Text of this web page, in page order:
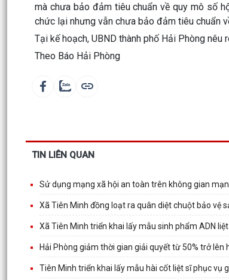
mà chưa bảo đảm tiêu chuẩn về quy mô số
chức lại nhưng vẫn chưa bảo đảm tiêu chuẩn
Tại kế hoạch, UBND thành phố Hải Phòng
Theo Báo Hải Phòng
TIN LIÊN QUAN
Sử dụng mạng xã hội an toàn trên không gian
Xã Tiên Minh đồng loạt ra quân diệt chuột bảo vệ
Xã Tiên Minh triển khai lấy mẫu sinh phẩm ADN
Hải Phòng giảm thời gian giải quyết từ 50% trở lên
Tiên Minh triển khai lấy mẫu hài cốt liệt sĩ phục vụ